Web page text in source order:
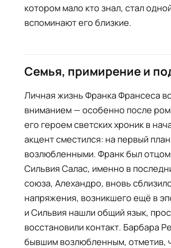
котором мало кто знал, стал
вспоминают его близкие.
Семья, примирение и
Личная жизнь Франка Франсеса
вниманием — особенно после
его героем светских хроник в
акцент сместился: на первый
возлюбленными. Франк был отцом
Сильвия Салас, именно в
союза, Алехандро, вновь
напряжения, возникшего ещё в
и Сильвия нашли общий язык,
восстановили контакт. Барбара
бывшим возлюбленным, отметив,